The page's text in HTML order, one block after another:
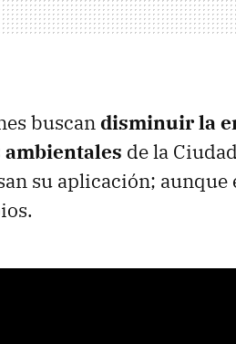
buscandisminuir la
de la
su aplicación; aunque